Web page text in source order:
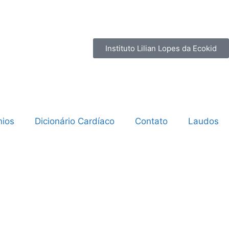
Instituto Lilian Lopes da Ecokid
Dicionário Cardíaco Contato Laudos